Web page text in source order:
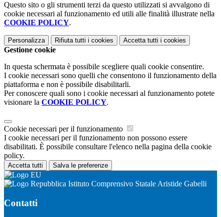
Questo sito o gli strumenti terzi da questo utilizzati si avvalgono di
cookie necessari al funzionamento ed utili alle finalità illustrate nella
COOKIE POLICY.
Personalizza Rifiuta tutti i cookies Accetta tutti i cookies
Gestione cookie
In questa schermata è possibile scegliere quali cookie consentire.
I cookie necessari sono quelli che consentono il funzionamento della
piattaforma e non è possibile disabilitarli.
Per conoscere quali sono i cookie necessari al funzionamento potete
visionare la COOKIE POLICY.
Cookie necessari per il funzionamento
I cookie necessari per il funzionamento non possono essere
disabilitati. È possibile consultare l'elenco nella pagina della cookie
policy.
Accetta tutti Salva le preferenze
Istituto Comprensivo Statale Aristide Gabelli
Contatti